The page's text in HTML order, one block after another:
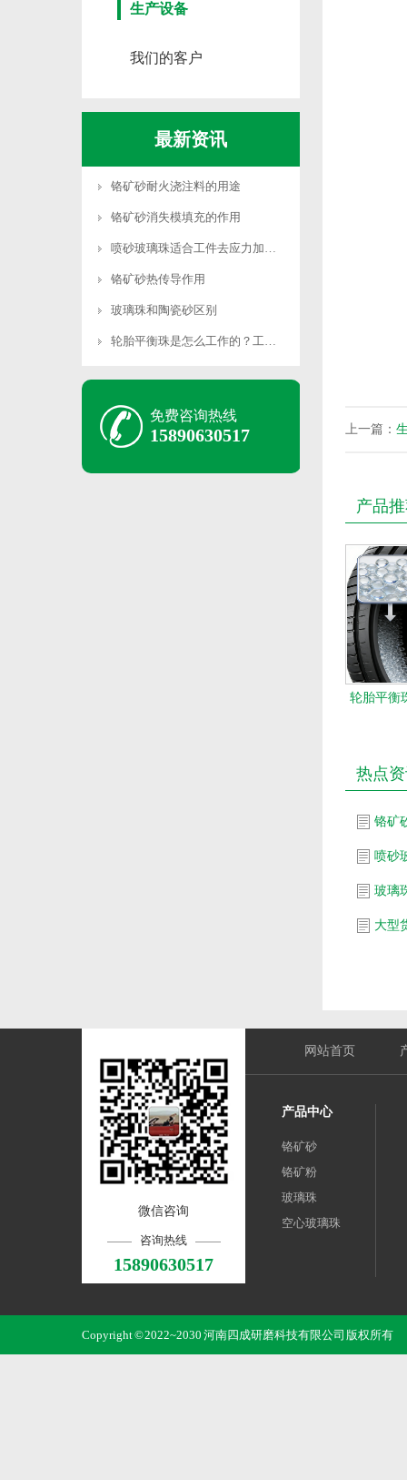
生产设备
我们的客户
最新资讯
铬矿砂耐火浇注料的用途
铬矿砂消失模填充的作用
喷砂玻璃珠适合工件去应力加工吗
铬矿砂热传导作用
玻璃珠和陶瓷砂区别
轮胎平衡珠是怎么工作的？工作原理是什么？
免费咨询热线
15890630517 上一篇：
产品
轮胎平衡
热点
铬矿
喷砂
玻璃
微信咨询
咨询热线
15890630517
网站首页
产品中心
铬矿砂
铬矿粉
玻璃珠
空心玻璃珠
Copyright © 2022~2030 河南四成研磨科技有限公司 版权所